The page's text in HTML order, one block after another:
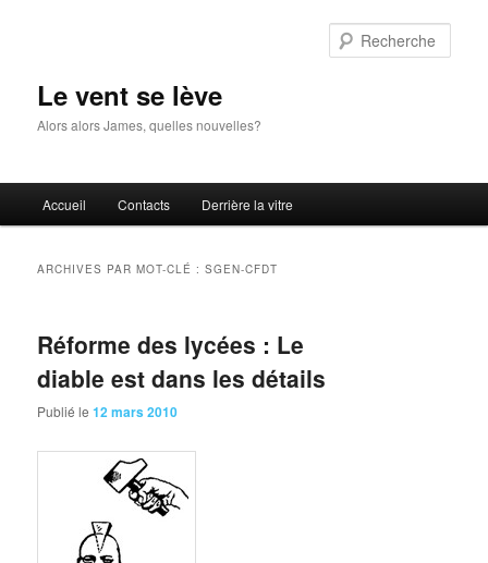
Le vent se lève
Alors alors James, quelles nouvelles?
principal
Accueil Contacts Derrière la vitre
ARCHIVES PAR MOT-CLÉ :SGEN-CFDT
Réforme des lycées : Le
diable est dans les détails
Publié le12 mars 2010